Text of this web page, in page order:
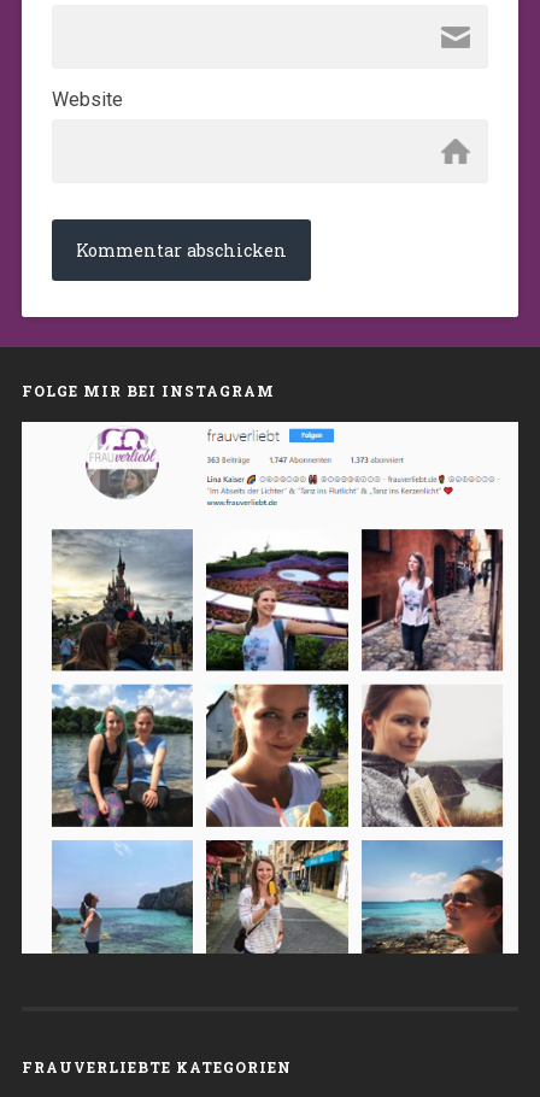
Website
FOLGE MIR BEI INSTAGRAM
FRAUVERLIEBTE KATEGORIEN